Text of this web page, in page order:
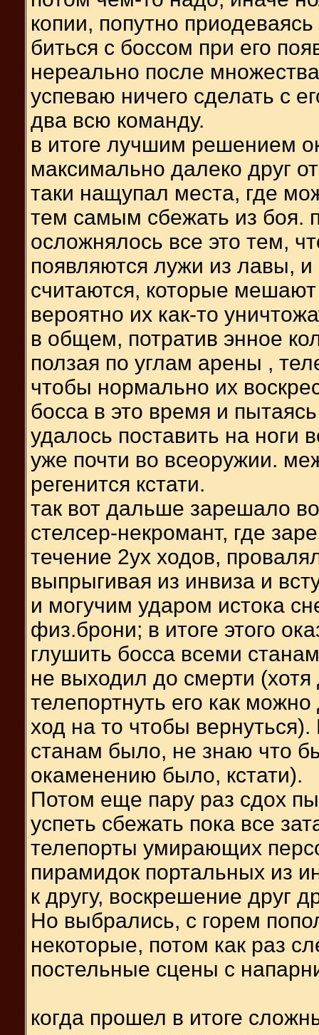
копии, попутно
биться с боссом при его
нереально после
успеваю ничего сделать с
два всю команду.
в итоге лучшим решением
максимально далеко друг
таки нащупал места, где
тем самым сбежать из боя.
осложнялось все это тем,
появляются лужи из лавы,
считаются, которые мешают
вероятно их как-то
в общем, потратив энное
ползая по углам арены ,
чтобы нормально их
босса в это время и
удалось поставить на ноги
уже почти во всеоружии.
регенится кстати.
так вот дальше зарешало
стелсер-некромант, где
течение 2ух ходов,
выпрыгивая из инвиза и
и могучим ударом истока
физ.брони; в итоге этого
глушить босса всеми
не выходил до смерти
телепортнуть его как
ход на то чтобы
станам было, не знаю что
окаменению было, кстати).
Потом еще пару раз сдох
успеть сбежать пока все
телепорты умирающих
пирамидок портальных из
к другу, воскрешение друг
Но выбрались, с горем
некоторые, потом как раз
постельные сцены с
когда прошел в итоге